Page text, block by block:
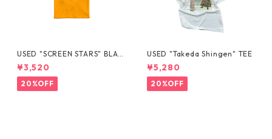
USED "SCREEN STARS" BLAN
K TEE
¥3,520
20%OFF
USED "Takeda Shingen" TEE
¥5,280
20%OFF